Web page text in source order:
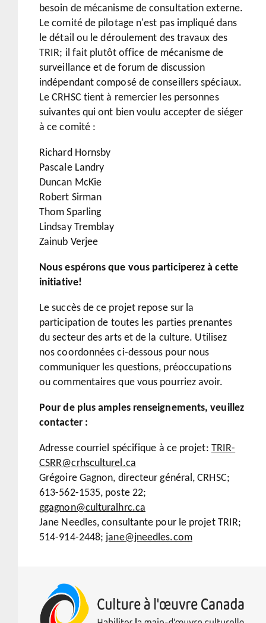
besoin de mécanisme de consultation externe.
Le comité de pilotage n'est pas impliqué dans
le détail ou le déroulement des travaux des
TRIR; il fait plutôt office de mécanisme de
surveillance et de forum de discussion
indépendant composé de conseillers spéciaux.
Le CRHSC tient à remercier les personnes
suivantes qui ont bien voulu accepter de siéger
à ce comité :
Richard Hornsby
Pascale Landry
Duncan McKie
Robert Sirman
Thom Sparling
Lindsay Tremblay
Zainub Verjee
Nous espérons que vous participerez à cette
initiative!
Le succès de ce projet repose sur la
participation de toutes les parties prenantes
du secteur des arts et de la culture. Utilisez
nos coordonnées ci-dessous pour nous
communiquer les questions, préoccupations
ou commentaires que vous pourriez avoir.
Pour de plus amples renseignements, veuillez
contacter :
Adresse courriel spécifique à ce projet: TRIR-
CSRR@crhsculturel.ca
Grégoire Gagnon, directeur général, CRHSC;
613-562-1535, poste 22;
ggagnon@culturalhrc.ca
Jane Needles, consultante pour le projet TRIR;
514-914-2448; jane@jneedles.com